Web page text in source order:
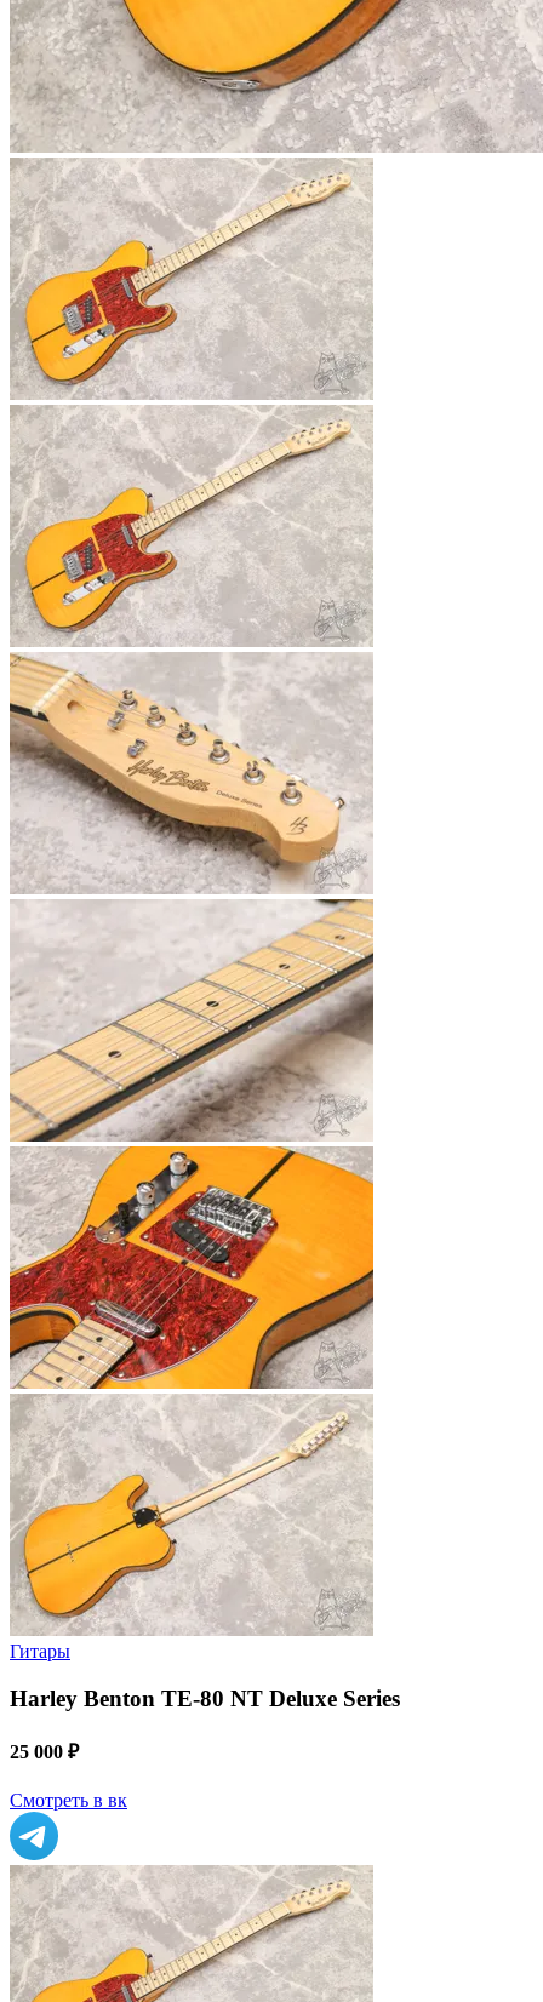
Гитары
Harley Benton TE-80 NT Deluxe Series
25 000 ₽
Смотреть в вк